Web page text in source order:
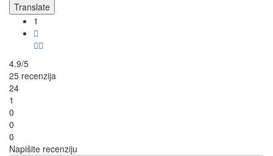
Translate
1
4.9/5
25 recenzija
24
1
0
0
0
Napišite recenziju